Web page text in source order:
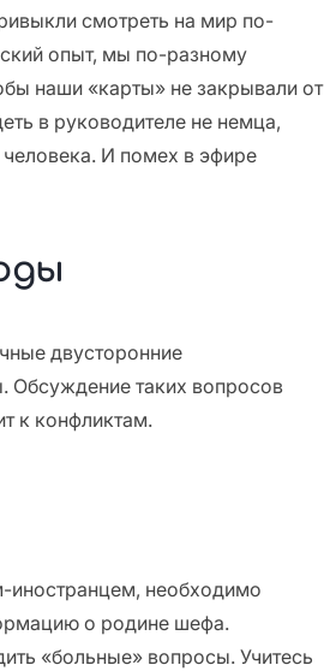
смотреть на мир по-
опыт, мы по-разному
наши «карты» не закрывали от
в руководителе не немца,
И помех в эфире
двусторонние
таких вопросов
к конфликтам.
необходимо
о родине шефа.
«больные» вопросы. Учитесь